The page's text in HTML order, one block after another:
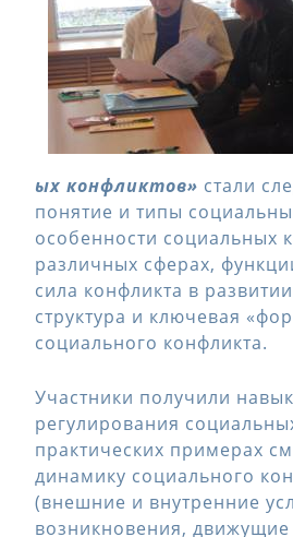
ых конфликтов» стали
понятие и типы
особенности социальных
различных сферах,
сила конфликта в
структура и ключевая
социального конфликта.
Участники получили
регулирования
практических примерах
динамику социального
(внешние и внутренние
возникновения,